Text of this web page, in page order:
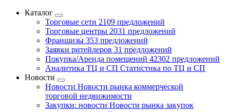
Каталог
Торговые сети 2109 предложений
Торговые центры 2031 предложений
Франшизы 353 предложений
Заявки ритейлеров 31 предложений
Покупка/Аренда помещений 42302 предложений
Аналитика ТЦ и СП Статистика по ТЦ и СП
Новости
Новости Новости рынка коммерческой
торговой недвижимости
Закупки: новости Новости рынка закупок